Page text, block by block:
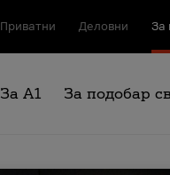
Приватни Деловни За
За А1 За подобар